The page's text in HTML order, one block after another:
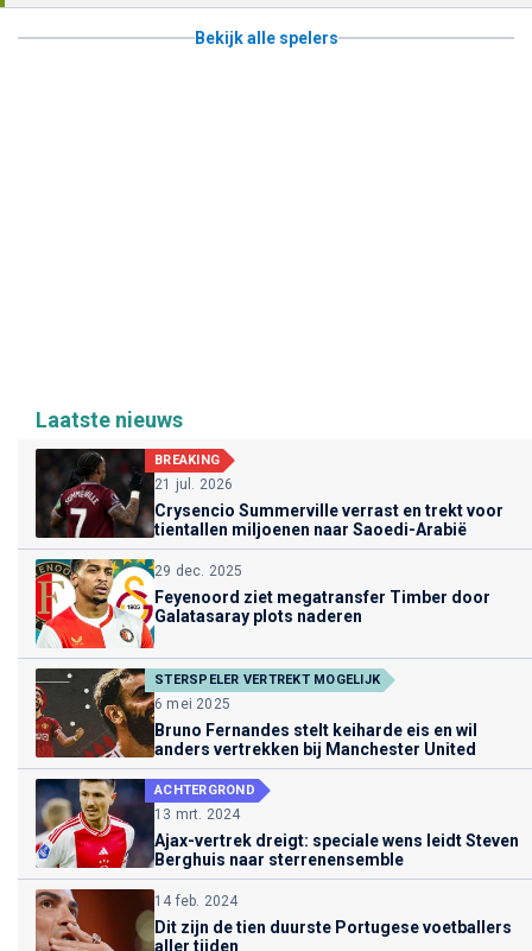
Bekijk alle spelers
Laatste nieuws
BREAKING
21 jul. 2026
Crysencio Summerville verrast en trekt voor
tientallen miljoenen naar Saoedi-Arabië
29 dec. 2025
Feyenoord ziet megatransfer Timber door
Galatasaray plots naderen
STERSPELER VERTREKT MOGELIJK
6 mei 2025
Bruno Fernandes stelt keiharde eis en wil
anders vertrekken bij Manchester United
ACHTERGROND
13 mrt. 2024
Ajax-vertrek dreigt: speciale wens leidt Steven
Berghuis naar sterrenensemble
14 feb. 2024
Dit zijn de tien duurste Portugese voetballers
aller tijden